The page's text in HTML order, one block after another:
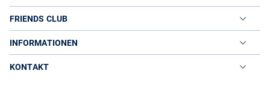
FRIENDS CLUB
INFORMATIONEN
KONTAKT